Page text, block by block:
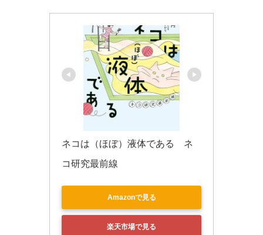
ネコは（ほぼ）液体である　ネ
コ研究最前線
Amazonで見る
楽天市場で見る